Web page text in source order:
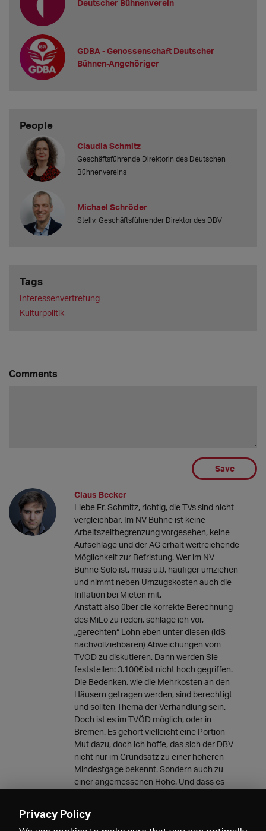
Deutscher Bühnenverein
GDBA - Genossenschaft Deutscher
Bühnen-Angehöriger
People
Claudia Schmitz
Geschäftsführende Direktorin des Deutschen
Bühnenvereins
Michael Schröder
Stellv. Geschäftsführender Direktor des DBV
Tags
Interessenvertretung
Kulturpolitik
Comments
Save
Claus Becker
Liebe Fr. Schmitz, richtig, die TVs sind nicht
vergleichbar. Im NV Bühne ist keine
Arbeitszeitbegrenzung vorgesehen, keine
Aufschläge und der AG erhält weitreichende
Möglichkeit zur Befristung. Wer im NV
Bühne Solo ist, muss u.U. häufiger umziehen
und nimmt neben Umzugskosten auch die
Inflation bei Mieten mit.
Anstatt also über die korrekte Berechnung
des MiLo zu reden, schlage ich vor,
„gerechten“ Lohn eben unter diesen (idS
nachvollziehbaren) Abweichungen vom
TVÖD zu diskutieren. Dann werden Sie
feststellen: 3.100€ ist nicht hoch gegriffen.
Die Bedenken, wie die Mehrkosten an den
Häusern getragen werden, sind berechtigt
und sollten Thema der Verhandlung sein.
Doch ist es im TVÖD möglich, oder in
Bremen. Es gehört vielleicht eine Portion
Mut dazu, doch ich hoffe, das sich der DBV
nicht nur im Grundsatz zu einer höheren
Mindestgage bekennt. Sondern auch zu
einer angemessenen Höhe. Und dass es
27.05.2022 19:00
Privacy Policy